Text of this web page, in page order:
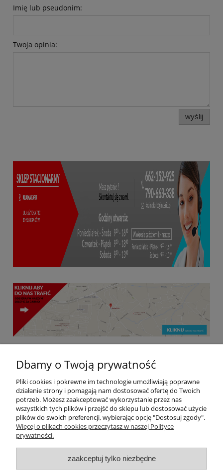
Imię lub pseudonim:
Twoja opinia:
wyślij
Kraina Farb | ul. Łużycka 73c, 30-693 Kraków, woj.
małopolskie | mail: krainafarb@interia.pl | tel:790
663 338,662 152 925 | NIP: 6831945640
Dostawa
Dbamy o Twoją prywatność
Pliki cookies i pokrewne im technologie umożliwiają poprawne
działanie strony i pomagają nam dostosować ofertę do Twoich
potrzeb. Możesz zaakceptować wykorzystanie przez nas
wszystkich tych plików i przejść do sklepu lub dostosować użycie
plików do swoich preferencji, wybierając opcję "Dostosuj zgody".
Więcej o plikach cookies przeczytasz w naszej Polityce
prywatności.
zaakceptuj tylko niezbędne